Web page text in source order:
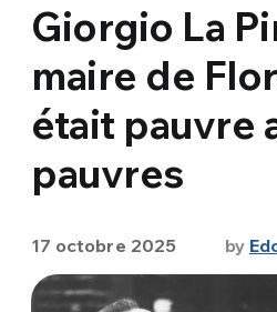
Giorgio La
maire de
était pauvre
pauvres
17 octobre 2025 by